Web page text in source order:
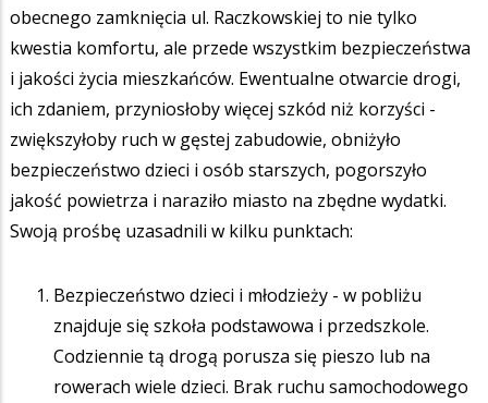
obecnego zamknięcia ul. Raczkowskiej to nie tylko
kwestia komfortu, ale przede wszystkim bezpieczeństwa
i jakości życia mieszkańców. Ewentualne otwarcie drogi,
ich zdaniem, przyniosłoby więcej szkód niż korzyści -
zwiększyłoby ruch w gęstej zabudowie, obniżyło
bezpieczeństwo dzieci i osób starszych, pogorszyło
jakość powietrza i naraziło miasto na zbędne wydatki.
Swoją prośbę uzasadnili w kilku punktach:
Bezpieczeństwo dzieci i młodzieży - w pobliżu
znajduje się szkoła podstawowa i przedszkole.
Codziennie tą drogą porusza się pieszo lub na
rowerach wiele dzieci. Brak ruchu samochodowego